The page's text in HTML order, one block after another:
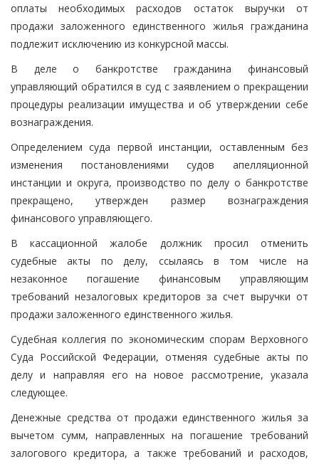
оплаты необходимых расходов остаток выручки от
продажи заложенного единственного жилья гражданина
подлежит исключению из конкурсной массы.
В деле о банкротстве гражданина финансовый
управляющий обратился в суд с заявлением о прекращении
процедуры реализации имущества и об утверждении себе
вознаграждения.
Определением суда первой инстанции, оставленным без
изменения постановлениями судов апелляционной
инстанции и округа, производство по делу о банкротстве
прекращено, утвержден размер вознаграждения
финансового управляющего.
В кассационной жалобе должник просил отменить
судебные акты по делу, ссылаясь в том числе на
незаконное погашение финансовым управляющим
требований незалоговых кредиторов за счет выручки от
продажи заложенного единственного жилья.
Судебная коллегия по экономическим спорам Верховного
Суда Российской Федерации, отменяя судебные акты по
делу и направляя его на новое рассмотрение, указала
следующее.
Денежные средства от продажи единственного жилья за
вычетом сумм, направленных на погашение требований
залогового кредитора, а также требований и расходов,